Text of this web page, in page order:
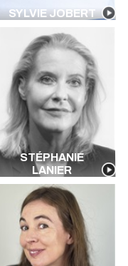
SYLVIE JOBERT
STÉPHANIE
LANIER